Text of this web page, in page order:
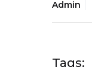
Admin
Tags: